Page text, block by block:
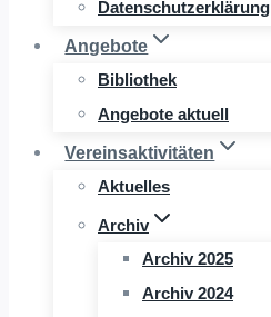
Datenschutzerklärung
Angebote
Bibliothek
Angebote aktuell
Vereinsaktivitäten
Aktuelles
Archiv
Archiv 2025
Archiv 2024